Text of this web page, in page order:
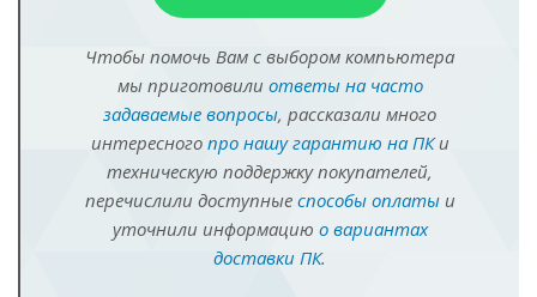
Чтобы помочь Вам с выбором компьютера
мы приготовили ответы на часто
задаваемые вопросы, рассказали много
интересного про нашу гарантию на ПКи
техническую поддержку покупателей,
перечислили доступные способы оплатыи
уточнили информацию о вариантах
доставки ПК.